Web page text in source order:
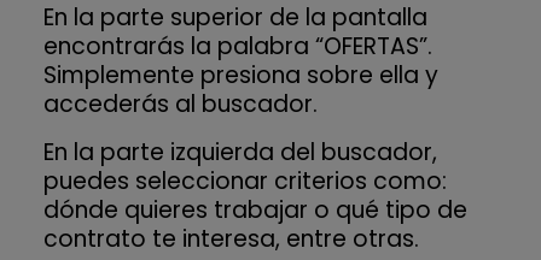
En la parte superior de la pantalla
encontrarás la palabra “OFERTAS”.
Simplemente presiona sobre ella y
accederás al buscador.
En la parte izquierda del buscador,
puedes seleccionar criterios como:
dónde quieres trabajar o qué tipo de
contrato te interesa, entre otras.